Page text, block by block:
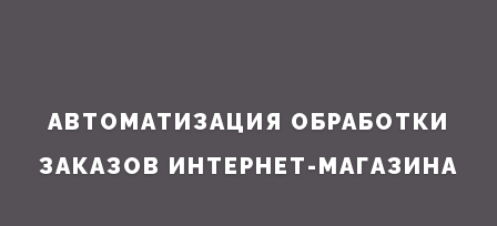
АВТОМАТИЗАЦИЯ ОБРАБОТКИ
ЗАКАЗОВ ИНТЕРНЕТ-МАГАЗИНА